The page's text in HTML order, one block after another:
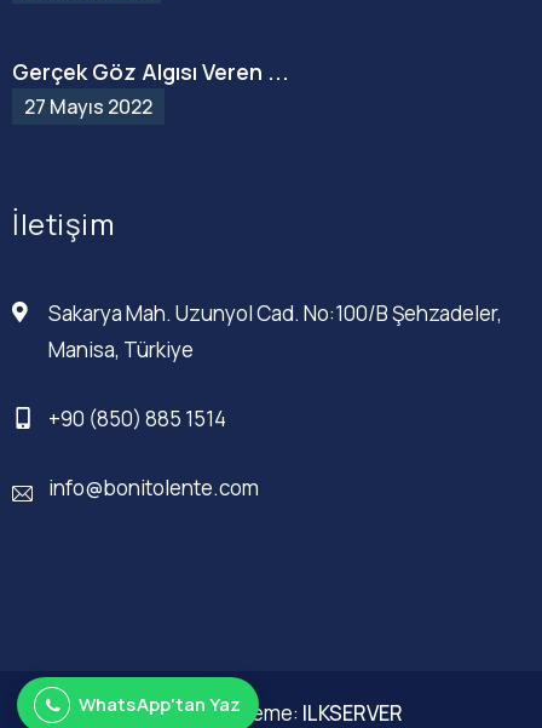
Gerçek Göz Algısı Veren ...
27 Mayıs 2022
İletişim
Sakarya Mah. Uzunyol Cad. No:100/B Şehzadeler,
Manisa, Türkiye
+90 (850) 885 1514
info@bonitolente.com
Web Düzenleme: ILKSERVER
WhatsApp'tan Yaz